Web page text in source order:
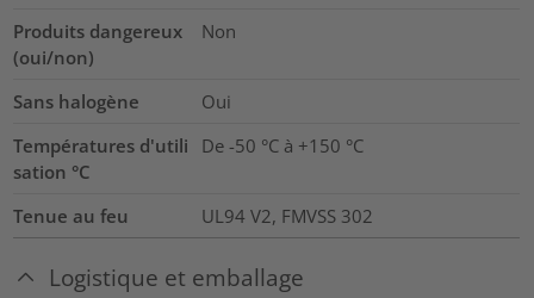
Produits dangereux
(oui/non)
Non
Sans halogène
Oui
Températures d'utili
sation °C
De -50 °C à +150 °C
Tenue au feu UL94 V2, FMVSS 302
Logistique et emballage